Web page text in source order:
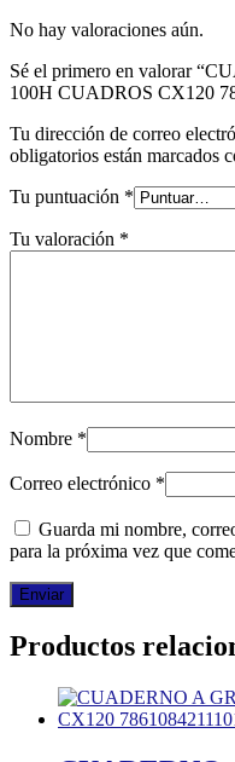
No hay valoraciones aún.
Sé el primero en valorar
100H CUADROS CX120
Tu dirección de correo
obligatorios están marcados
Tu puntuación *
Tu valoración *
Nombre *
Correo electrónico *
Guarda mi nombre,
para la próxima vez que
Productos